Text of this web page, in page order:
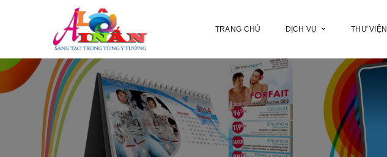
TRANG CHỦ DỊCH VỤ THƯ VIỆN